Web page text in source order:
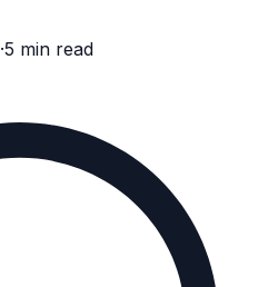
·5 min read